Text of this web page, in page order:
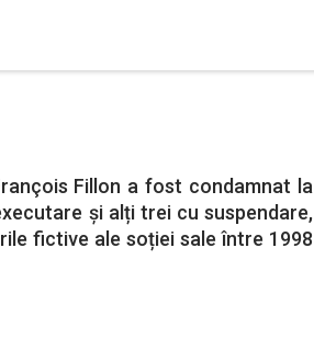
Fillon a fost condamnat la
și alți trei cu suspendare,
fictive ale soției sale între 1998